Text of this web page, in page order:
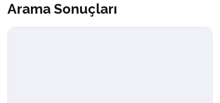
Arama Sonuçları